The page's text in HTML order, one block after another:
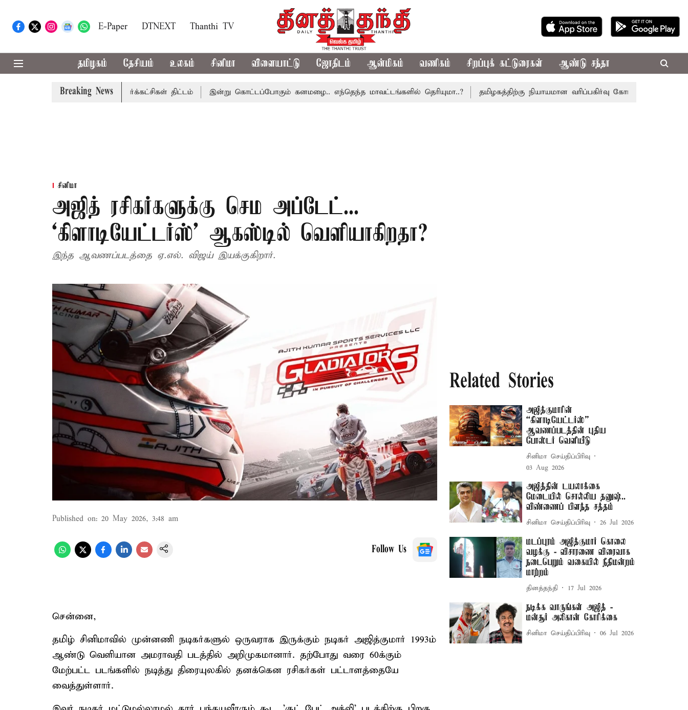
E-Paper DTNEXT Thanthi TV
தமிழகம் தேசியம் உலகம் சினிமா விளையாட்டு ஜோதிடம் ஆன்மிகம் வணிகம் சிறப்புக் கட்டுரைகள் ஆண்டு சந்தா
Breaking News
எழுப்ப எதிர்க்கட்சிகள் திட்டம் இன்று கொட்டப்போகும் கனமழை.. எந்தெந்த மாவட்டங்களில் தெரியுமா..? தமிழகத்திற்கு நியாயமான வரிப்பகிர்வு கோரி சட்டசபையில் இன்று
சினிமா
அஜித் ரசிகர்களுக்கு செம அப்டேட்...
‘கிளாடியேட்டர்ஸ்’ ஆகஸ்டில் வெளியாகிறதா?
இந்த ஆவணப்படத்தை ஏ.எல். விஜய் இயக்குகிறார்.
Published on: 20 May 2026, 3:48 am
Follow Us
சென்னை,
தமிழ் சினிமாவில் முன்னணி நடிகர்களுல் ஒருவராக இருக்கும் நடிகர் அஜித்குமார் 1993ம்
ஆண்டு வெளியான அமராவதி படத்தில் அறிமுகமானார். தற்போது வரை 60க்கும்
மேற்பட்ட படங்களில் நடித்து திரையுலகில் தனக்கென ரசிகர்கள் பட்டாளத்தையே
வைத்துள்ளார்.
Related Stories
அஜித்குமாரின்
“கிளாடியேட்டர்ஸ்”
ஆவணப்படத்தின் புதிய
போஸ்டர் வெளியீடு
சினிமா செய்திப்பிரிவு
03 Aug 2026
அஜித்தின் டயலாக்கை
மேடையில் சொல்லிய தனுஷ்..
விண்ணைப் பிளந்த சத்தம்
சினிமா செய்திப்பிரிவு 26 Jul 2026
மடப்புரம் அஜித்குமார் கொலை
வழக்கு - விசாரணை விரைவாக
நடைபெறும் வகையில் நீதிமன்றம்
மாற்றம்
தினத்தந்தி 17 Jul 2026
நடிக்க வாருங்கள் அஜித் -
மன்சூர் அலிகான் கோரிக்கை
சினிமா செய்திப்பிரிவு 06 Jul 2026